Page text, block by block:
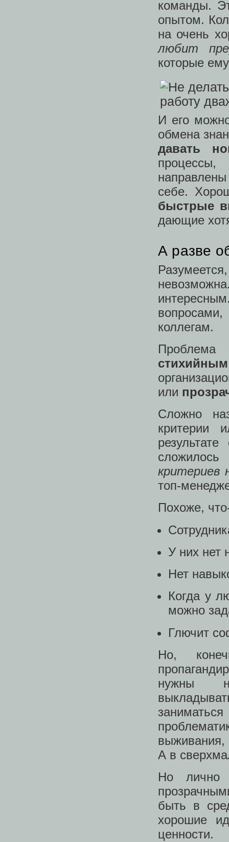
команды.
опытом.
на очень
любит
которые
И его
обмена
давать
себе.
быстрые
дающие
А разве
коллегам.
стихийным
или
Сложно
критерии
критериев
топ-
Похоже,
У них нет
Нет
Когда у
можно
Глючит
Но,
нужны
выживания,
А в
Но лично
быть в
хорошие
ценности.